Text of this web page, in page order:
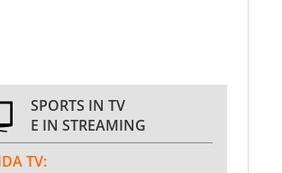
SPORTS IN TV
E IN STREAMING
TV: